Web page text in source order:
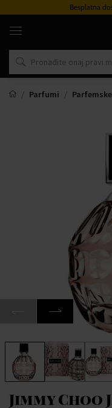
Besplatna
na
Parfumi
Jimmy Choo